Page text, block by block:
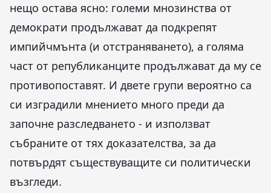
нещо остава ясно: големи мнозинства от
демократи продължават да подкрепят
импийчмънта (и отстраняването), а голяма
част от републиканците продължават да му се
противопоставят. И двете групи вероятно са
си изградили мнението много преди да
започне разследването - и използват
събраните от тях доказателства, за да
потвърдят съществуващите си политически
възгледи.